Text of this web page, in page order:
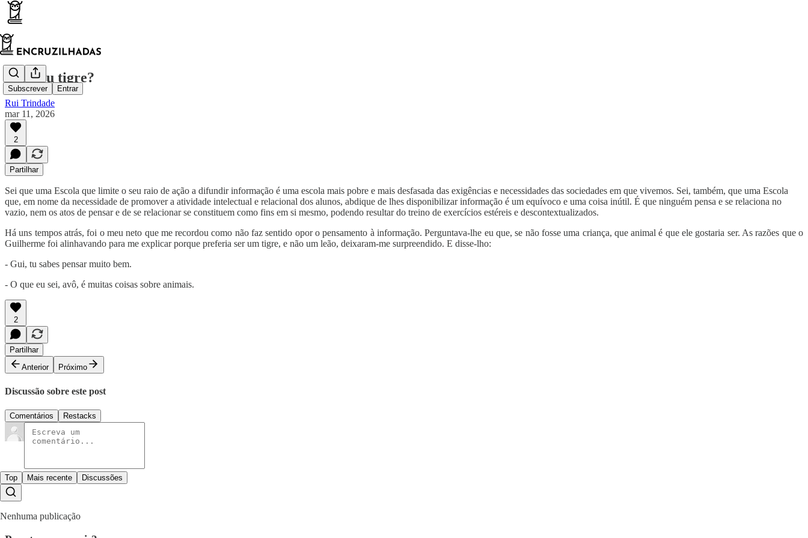
Subscrever Entrar
Leão ou tigre?
Rui Trindade
mar 11, 2026
2
Partilhar
Sei que uma Escola que limite o seu raio de ação a difundir informação é uma escola mais pobre e mais desfasada das exigências e necessidades das sociedades em que vivemos. Sei, também, que uma Escola
que, em nome da necessidade de promover a atividade intelectual e relacional dos alunos, abdique de lhes disponibilizar informação é um equívoco e uma coisa inútil. É que ninguém pensa e se relaciona no
vazio, nem os atos de pensar e de se relacionar se constituem como fins em si mesmo, podendo resultar do treino de exercícios estéreis e descontextualizados.
Há uns tempos atrás, foi o meu neto que me recordou como não faz sentido opor o pensamento à informação. Perguntava-lhe eu que, se não fosse uma criança, que animal é que ele gostaria ser. As razões que o
Guilherme foi alinhavando para me explicar porque preferia ser um tigre, e não um leão, deixaram-me surpreendido. E disse-lho:
- Gui, tu sabes pensar muito bem.
- O que eu sei, avô, é muitas coisas sobre animais.
2
Partilhar
Anterior
Próximo
Discussão sobre este post
Comentários Restacks
Top Mais recente Discussões
Nenhuma publicação